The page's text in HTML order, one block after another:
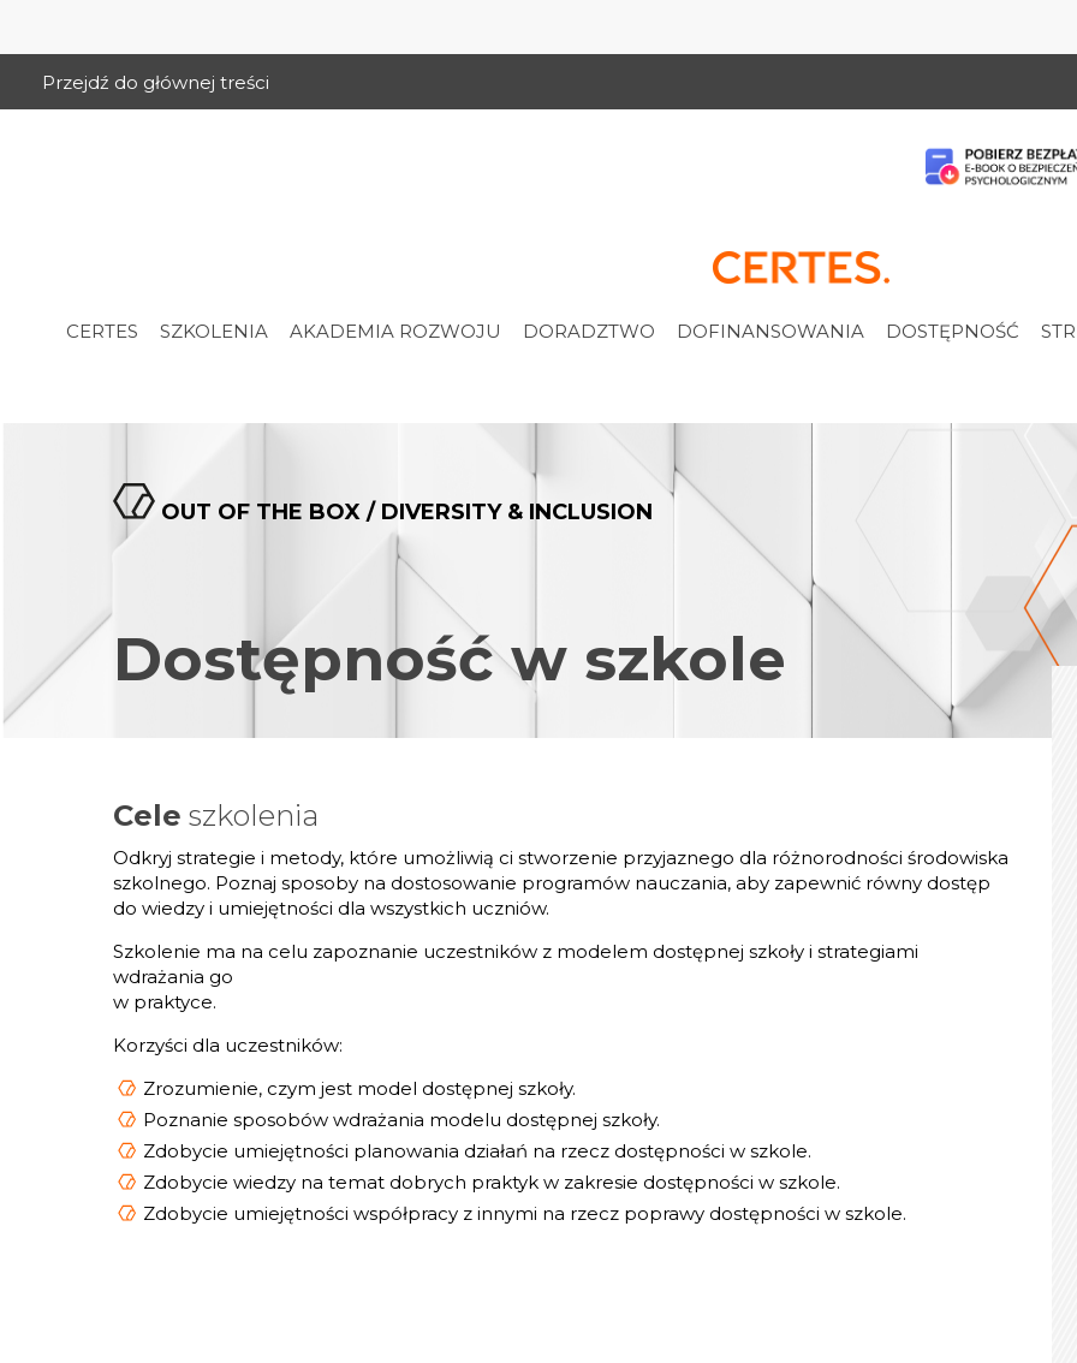
Przejdź do głównej treści
CERTES SZKOLENIA AKADEMIA ROZWOJU DORADZTWO DOFINANSOWANIA DOSTĘPNOŚĆ
OUT OF THE BOX / DIVERSITY & INCLUSION
Dostępność w szkole
Cele szkolenia
Odkryj strategie i metody, które umożliwią ci stworzenie przyjaznego dla różnorodności środowiska
szkolnego. Poznaj sposoby na dostosowanie programów nauczania, aby zapewnić równy dostęp
do wiedzy i umiejętności dla wszystkich uczniów.
Szkolenie ma na celu zapoznanie uczestników z modelem dostępnej szkoły i strategiami
wdrażania go
w praktyce.
Korzyści dla uczestników:
Zrozumienie, czym jest model dostępnej szkoły.
Poznanie sposobów wdrażania modelu dostępnej szkoły.
Zdobycie umiejętności planowania działań na rzecz dostępności w szkole.
Zdobycie wiedzy na temat dobrych praktyk w zakresie dostępności w szkole.
Zdobycie umiejętności współpracy z innymi na rzecz poprawy dostępności w szkole.